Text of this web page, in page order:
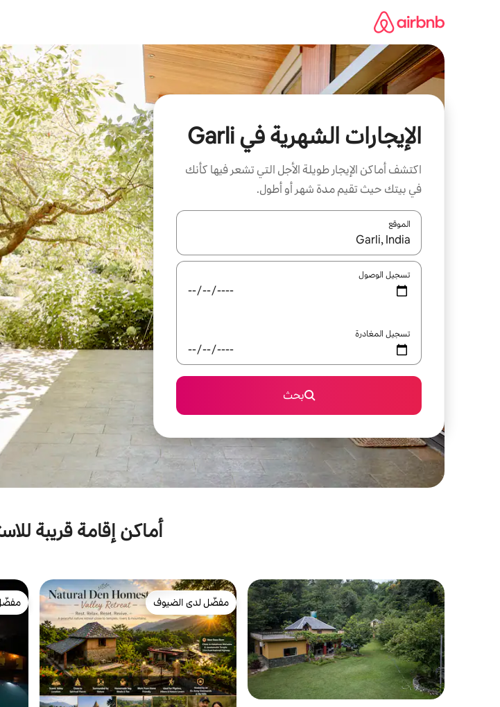
الإيجارات الشهرية في Garli
اكتشف أماكن الإيجار طويلة الأجل التي تشعر فيها كأنك
في بيتك حيث تقيم مدة شهر أو أطول.
الموقع
عند توفر النتائج، انتقل باستخدام السهمين لأعلى ولأسفل أو استكشف عن طريق اللمس أو السحب.
تسجيل الوصول
تسجيل المغادرة
بحث
أماكن إقامة قريبة
مفضّل لدى الضيوف
مفضّل لدى الضيوف